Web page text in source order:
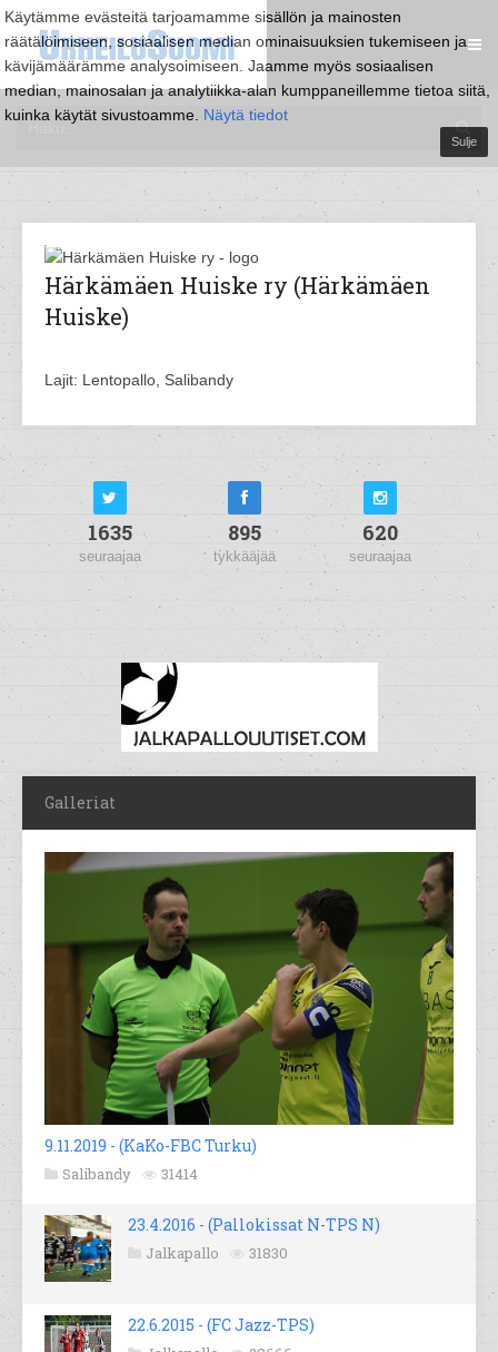
Käytämme evästeitä tarjoamamme sisällön ja mainosten
räätälöimiseen, sosiaalisen median ominaisuuksien tukemiseen ja
kävijämäärämme analysoimiseen. Jaamme myös sosiaalisen
median, mainosalan ja analytiikka-alan kumppaneillemme tietoa siitä,
kuinka käytät sivustoamme. Näytä tiedot
Sulje
Härkämäen Huiske ry (Härkämäen
Huiske)
Lajit: Lentopallo, Salibandy
1635
seuraajaa
895
tykkääjää
620
seuraajaa
Galleriat
9.11.2019 - (KaKo-FBC Turku)
Salibandy 31414
23.4.2016 - (Pallokissat N-TPS N)
Jalkapallo 31830
22.6.2015 - (FC Jazz-TPS)